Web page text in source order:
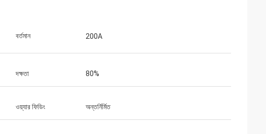
বর্তমান 200A
দক্ষতা 80%
ওয়্যার ফিডিং অন্তর্নির্মিত